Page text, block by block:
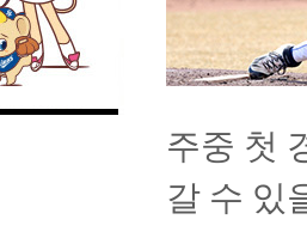
주중 첫
갈 수 있